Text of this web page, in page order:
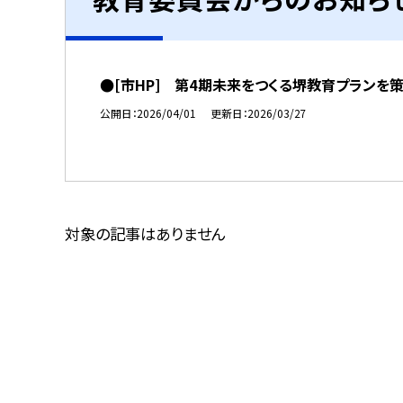
●[市HP] 第4期未来をつくる堺教育プランを策
公開日 2026/04/01 更新日 2026/03/27
対象の記事はありません